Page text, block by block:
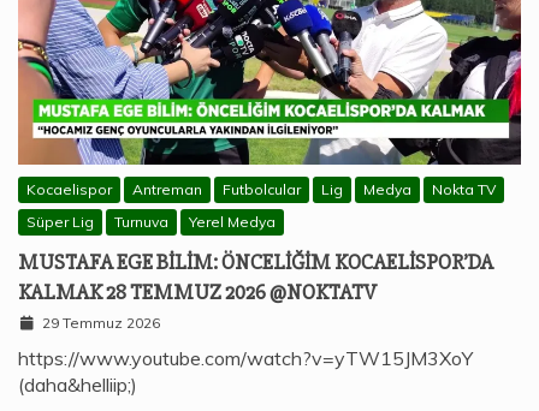
Kocaelispor Antreman Futbolcular Lig Medya
Nokta TV
Süper Lig
Turnuva Yerel Medya
MUSTAFA EGE BILIM: ÖNCELIĞIM KOCAELISPOR’DA
KALMAK 28 TEMMUZ 2026 @NOKTATV
29 Temmuz 2026
https://www.youtube.com/watch?v=yTW15JM3XoY
(daha&helliip;)